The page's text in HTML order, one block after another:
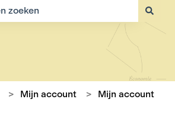
want het zoekveld is leeg.
Mijn account Mijn account